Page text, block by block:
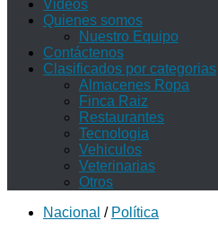
Videos
Quienes somos
Nuestro Equipo
Contáctenos
Clasificados por categorias
Almacenes Ropa
Finca Raiz
Restaurantes
Tecnologia
Vehiculos
Veterinarias
Otros
Nacional / Política